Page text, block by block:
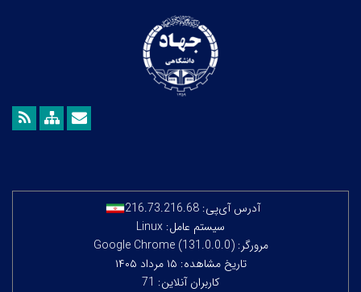
آدرس آی‌پی: 216.73.216.68
سیستم عامل: Linux
مرورگر: Google Chrome (131.0.0.0)
تاریخ مشاهده: ۱۵ مرداد ۱۴۰۵
کاربران آنلاین: 71